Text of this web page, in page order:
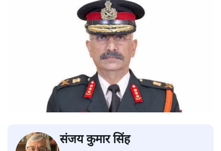
संजय कुमार सिंह